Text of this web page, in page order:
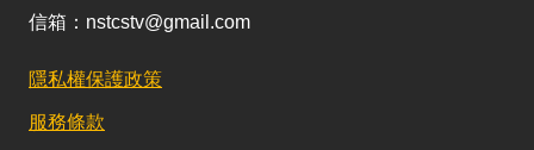
信箱：nstcstv@gmail.com
隱私權保護政策
服務條款